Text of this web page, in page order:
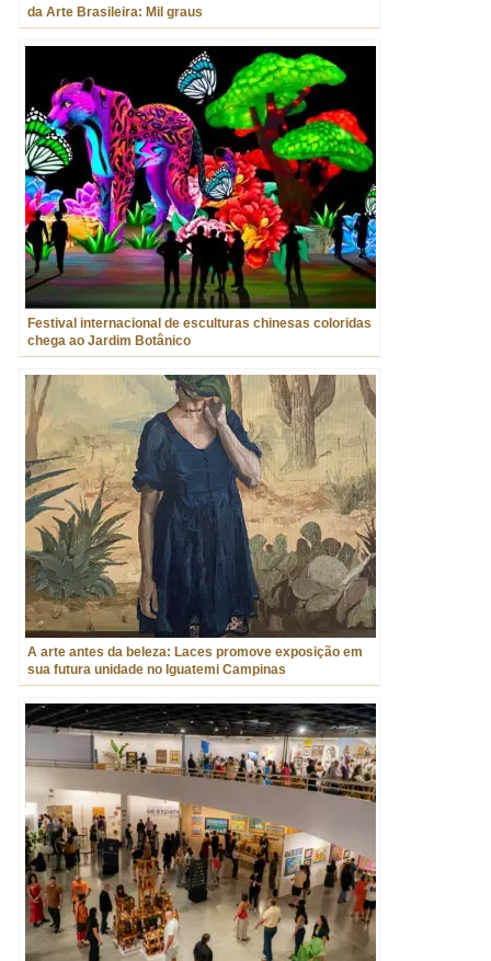
da Arte Brasileira: Mil graus
Festival internacional de esculturas chinesas coloridas
chega ao Jardim Botânico
A arte antes da beleza: Laces promove exposição em
sua futura unidade no Iguatemi Campinas